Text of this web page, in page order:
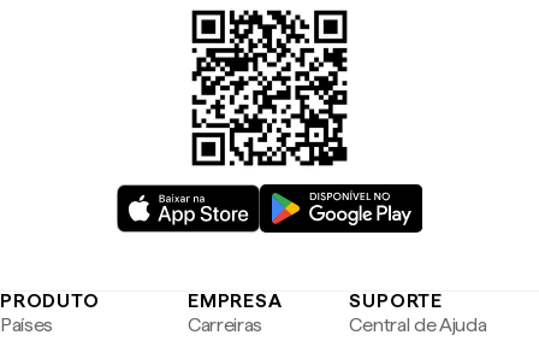
PRODUTO
Países
EMPRESA
Carreiras
SUPORTE
Central de Ajuda